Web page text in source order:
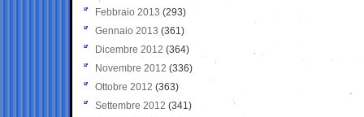
Febbraio 2013 (293)
Gennaio 2013 (361)
Dicembre 2012 (364)
Novembre 2012 (336)
Ottobre 2012 (363)
Settembre 2012 (341)